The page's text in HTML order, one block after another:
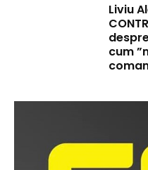
Liviu
cum